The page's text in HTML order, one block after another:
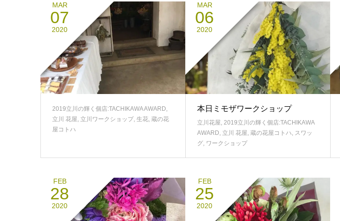
MAR
07
2020
2019立川の輝く個店:TACHIKAWA AWARD,
立川 花屋, 立川ワークショップ, 生花, 蔵の花
屋コトハ
MAR
06
2020
本日ミモザワークショップ
立川花屋, 2019立川の輝く個店:TACHIKAWA
AWARD, 立川 花屋, 蔵の花屋コトハ, スワッ
グ, ワークショップ
FEB
28
2020
FEB
25
2020